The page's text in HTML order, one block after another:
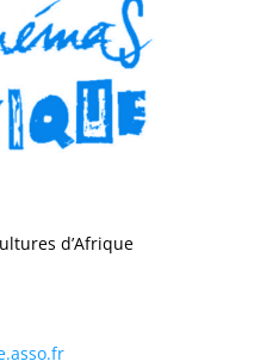
d’Afrique